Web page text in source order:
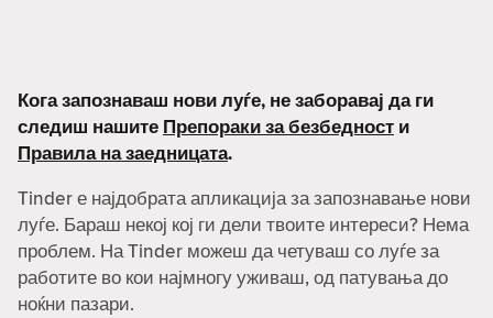
Кога запознаваш нови луѓе, не заборавај да ги
следиш нашите Препораки за безбедност и
Правила на заедницата.
Tinder е најдобрата апликација за запознавање нови
луѓе. Бараш некој кој ги дели твоите интереси? Нема
проблем. На Tinder можеш да четуваш со луѓе за
работите во кои најмногу уживаш, од патувања до
ноќни пазари.